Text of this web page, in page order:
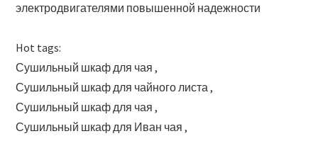
электродвигателями повышенной надежности
Hot tags:
Сушильный шкаф для чая ,
Сушильный шкаф для чайного листа ,
Сушильный шкаф для чая ,
Сушильный шкаф для Иван чая ,